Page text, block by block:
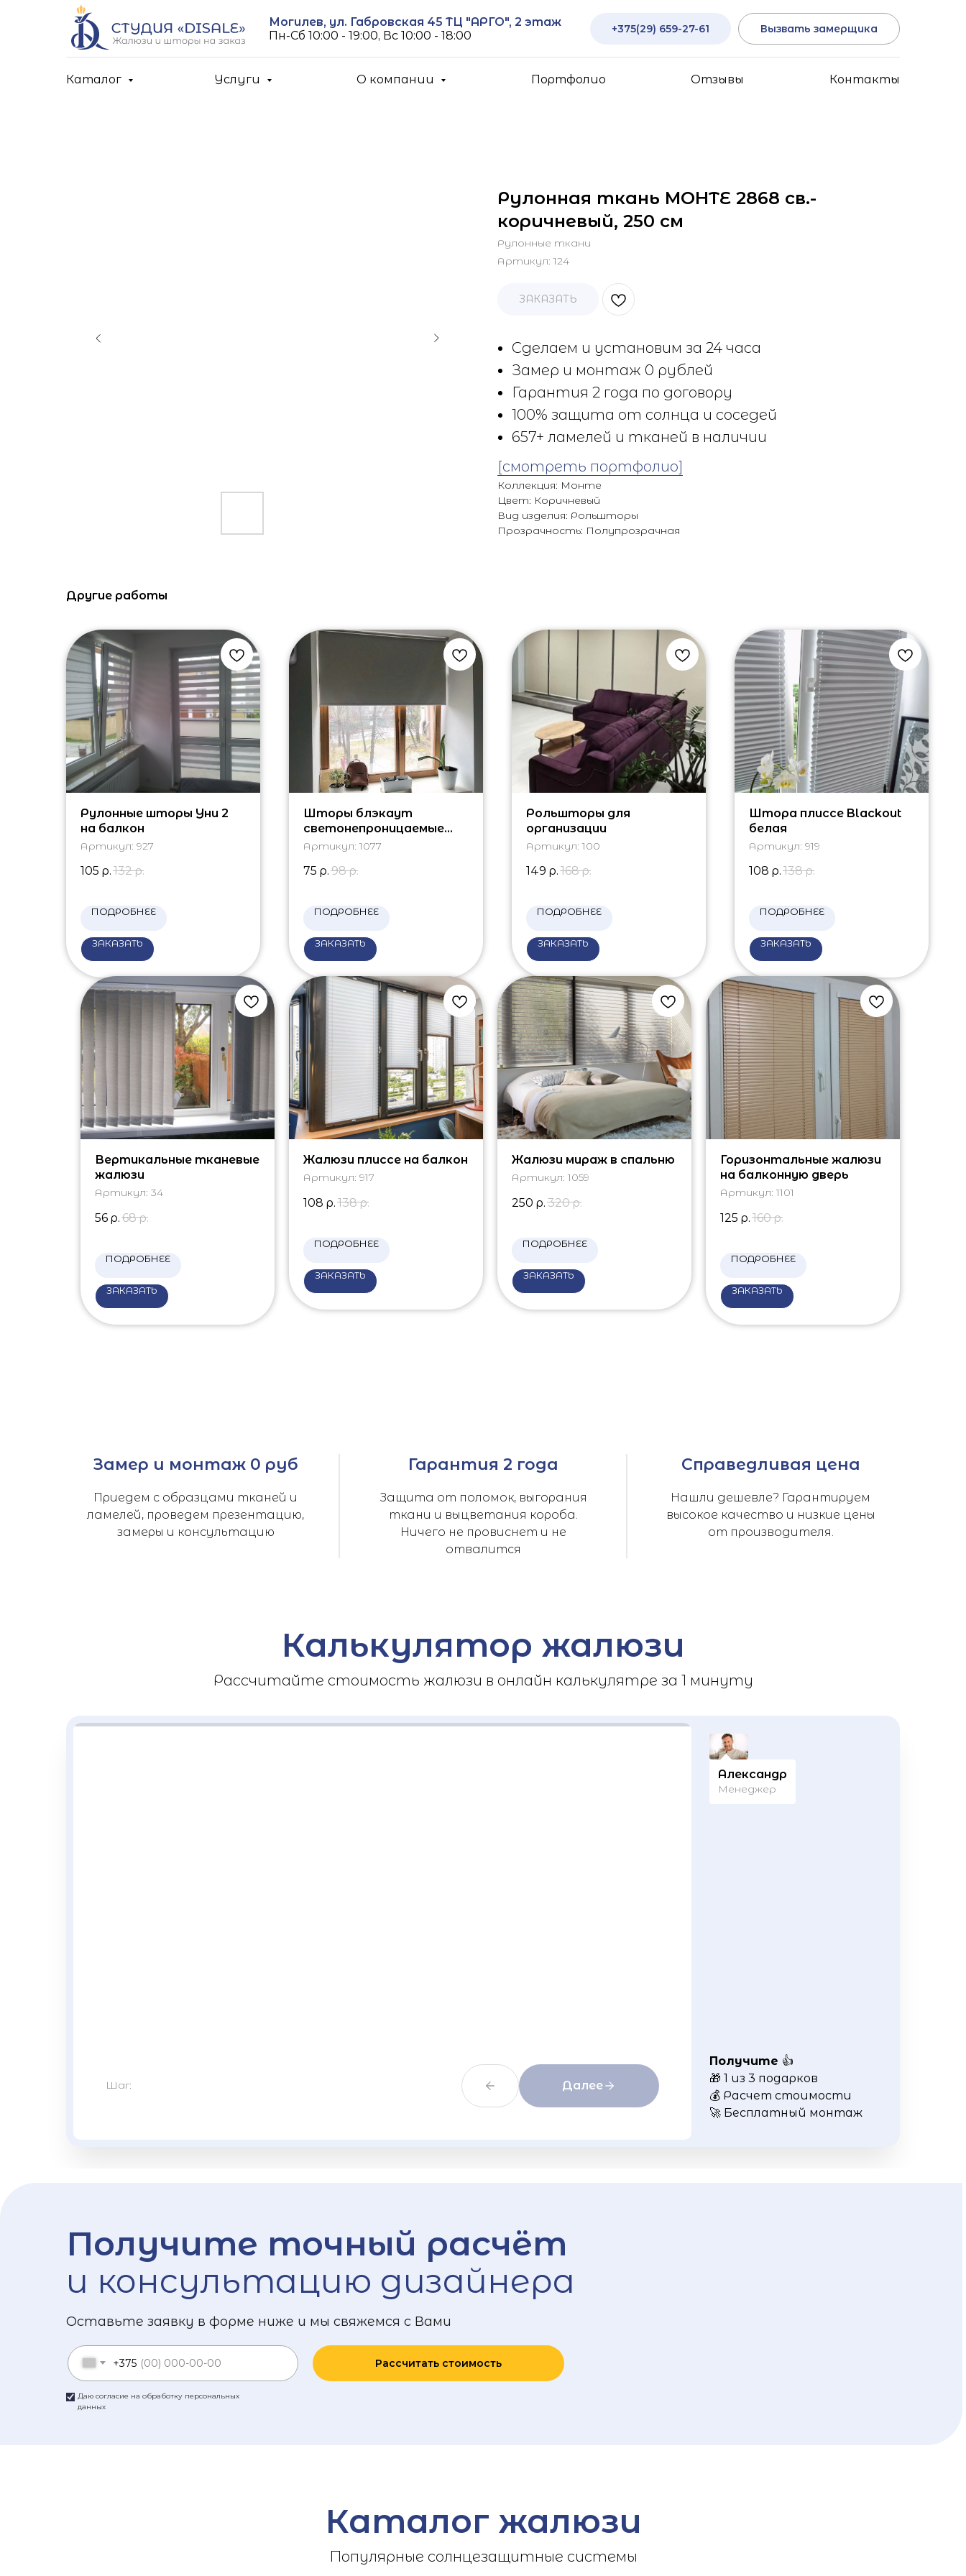
Могилев, ул. Габровская 45 ТЦ "АРГО", 2 этаж
Пн-Cб 10:00 - 19:00, Вс 10:00 - 18:00
+375(29) 659-27-61 Вызвать замерщика
Каталог Услуги О компании Портфолио Отзывы Контакты
Рулонная ткань МОНТЕ 2868 св.-
коричневый, 250 см
Рулонные ткани
Артикул: 124
ЗАКАЗАТЬ
Сделаем и установим за 24 часа
Замер и монтаж 0 рублей
Гарантия 2 года по договору
100% защита от солнца и соседей
657+ ламелей и тканей в наличии
[смотреть портфолио]
Коллекция: Монте
Цвет: Коричневый
Вид изделия: Рольшторы
Прозрачность: Полупрозрачная
Другие работы
Рулонные шторы Уни 2
на балкон
Артикул: 927
105 р. 132 р.
ПОДРОБНЕЕ
ЗАКАЗАТЬ
Шторы блэкаут
светонепроницаемые
рулонные
Артикул: 1077
75 р. 98 р.
ПОДРОБНЕЕ
ЗАКАЗАТЬ
Рольшторы для
организации
Артикул: 100
149 р. 168 р.
ПОДРОБНЕЕ
ЗАКАЗАТЬ
Штора плиссе Blackout
белая
Артикул: 919
108 р. 138 р.
ПОДРОБНЕЕ
ЗАКАЗАТЬ
Вертикальные тканевые
жалюзи
Артикул: 34
56 р. 68 р.
ПОДРОБНЕЕ
ЗАКАЗАТЬ
Жалюзи плиссе на балкон
Артикул: 917
108 р. 138 р.
ПОДРОБНЕЕ
ЗАКАЗАТЬ
Жалюзи мираж в спальню
Артикул: 1059
250 р. 320 р.
ПОДРОБНЕЕ
ЗАКАЗАТЬ
Горизонтальные жалюзи
на балконную дверь
Артикул: 1101
125 р. 160 р.
ПОДРОБНЕЕ
ЗАКАЗАТЬ
Замер и монтаж 0 руб
Приедем с образцами тканей и
ламелей, проведем презентацию,
замеры и консультацию
Гарантия 2 года
Защита от поломок, выгорания
ткани и выцветания короба.
Ничего не провиснет и не
отвалится
Справедливая цена
Нашли дешевле? Гарантируем
высокое качество и низкие цены
от производителя.
Калькулятор жалюзи
Рассчитайте стоимость жалюзи в онлайн калькулятре за 1 минуту
Александр
Менеджер
Получите 👍
🎁 1 из 3 подарков
💰 Расчет стоимости
🚀 Бесплатный монтаж
Шаг: Далее
Получите точный расчёт
и консультацию дизайнера
Оставьте заявку в форме ниже и мы свяжемся с Вами
Даю согласие на обработку персональных
данных
+375 Рассчитать стоимость
Каталог жалюзи
Популярные солнцезащитные системы